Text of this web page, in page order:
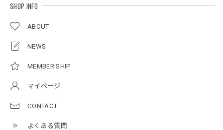
SHOP INFO
ABOUT
NEWS
MEMBER SHIP
マイページ
CONTACT
よくある質問